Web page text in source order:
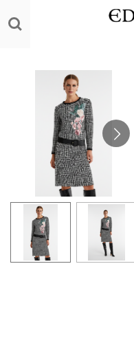
direct
hoofdinhoud